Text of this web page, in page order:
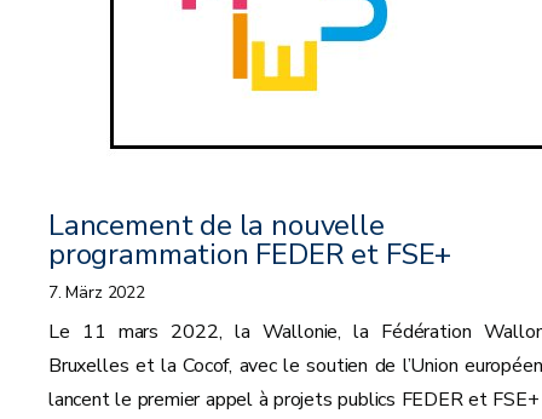
Lancement de la nouvelle
programmation FEDER et FSE+
7. März 2022
Le 11 mars 2022, la Wallonie, la Fédération
Bruxelles et la Cocof, avec le soutien de l’Union
lancent le premier appel à projets publics FEDER et